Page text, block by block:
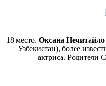
18 место. Оксана Нечитайло
Узбекистан), более
актриса. Родители